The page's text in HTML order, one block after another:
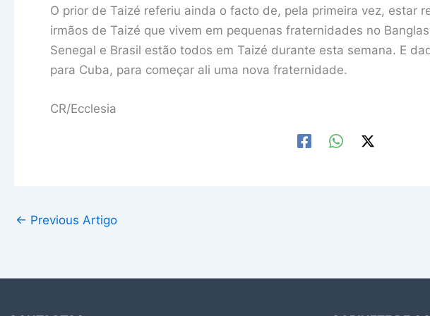
O prior de Taizé referiu ainda o facto de, pela primeira vez, estar
irmãos de Taizé que vivem em pequenas fraternidades no
Senegal e Brasil estão todos em Taizé durante esta semana. E
para Cuba, para começar ali uma nova fraternidade.
CR/Ecclesia
← Previous Artigo